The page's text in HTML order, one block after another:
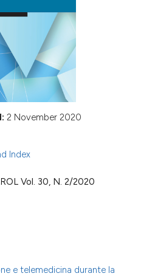
2 November 2020
Index
Vol. 30, N. 2/2020
e telemedicina durante la